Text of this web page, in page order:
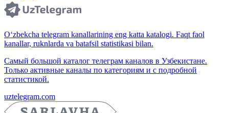
O‘zbekcha telegram kanallarining eng katta katalogi. Faqt faol
kanallar, ruknlarda va batafsil statistikasi bilan.
Самый большой каталог телеграм каналов в Узбекистане.
Только активные каналы по категориям и с подробной
статистикой.
uztelegram.com